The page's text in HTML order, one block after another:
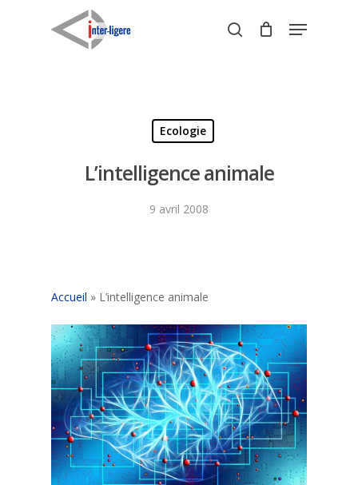
search
Menu
Ecologie
L’intelligence animale
9 avril 2008
Accueil » L’intelligence animale